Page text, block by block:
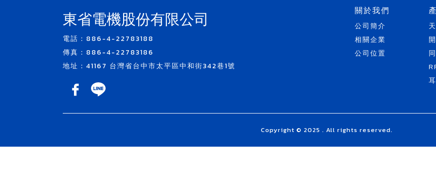
東省電機股份有限公司
電話：886-4-22783188
傳真：886-4-22783186
地址：41167 台灣省台中市太平區中和街342巷1號
關於我們
公司簡介
相關企業
公司位置
Copyright © 2025 . All rights reserved.